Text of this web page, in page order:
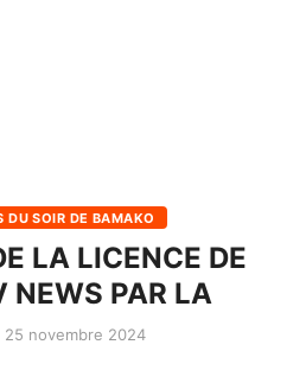
DU SOIR DE BAMAKO
LA LICENCE DE
NEWS PAR LA
25 novembre 2024